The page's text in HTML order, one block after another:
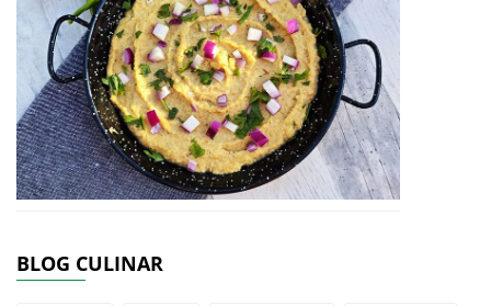
BLOG CULINAR